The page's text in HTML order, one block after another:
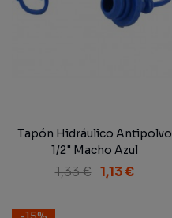
Tapón Hidráulico Antipolvo
1/2" Macho Azul
1,33 € 1,13 €